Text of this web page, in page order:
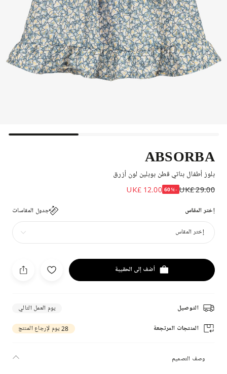
ABSORBA
بلوز أطفال بناتي قطن بوبلين لون أزرق
UK£ 29.00
-60%
UK£ 12.00
إختر المقاس جدول المقاسات
إختر المقاس
أضف إلى الحقيبة
التوصيل يوم العمل التالي
المنتجات المرتجعة 28 يوم لإرجاع المنتج
وصف التصميم